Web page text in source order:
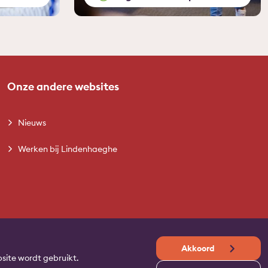
wordt gebruikt.
Akkoord
Onze andere websites
Nieuws
Werken bij Lindenhaeghe